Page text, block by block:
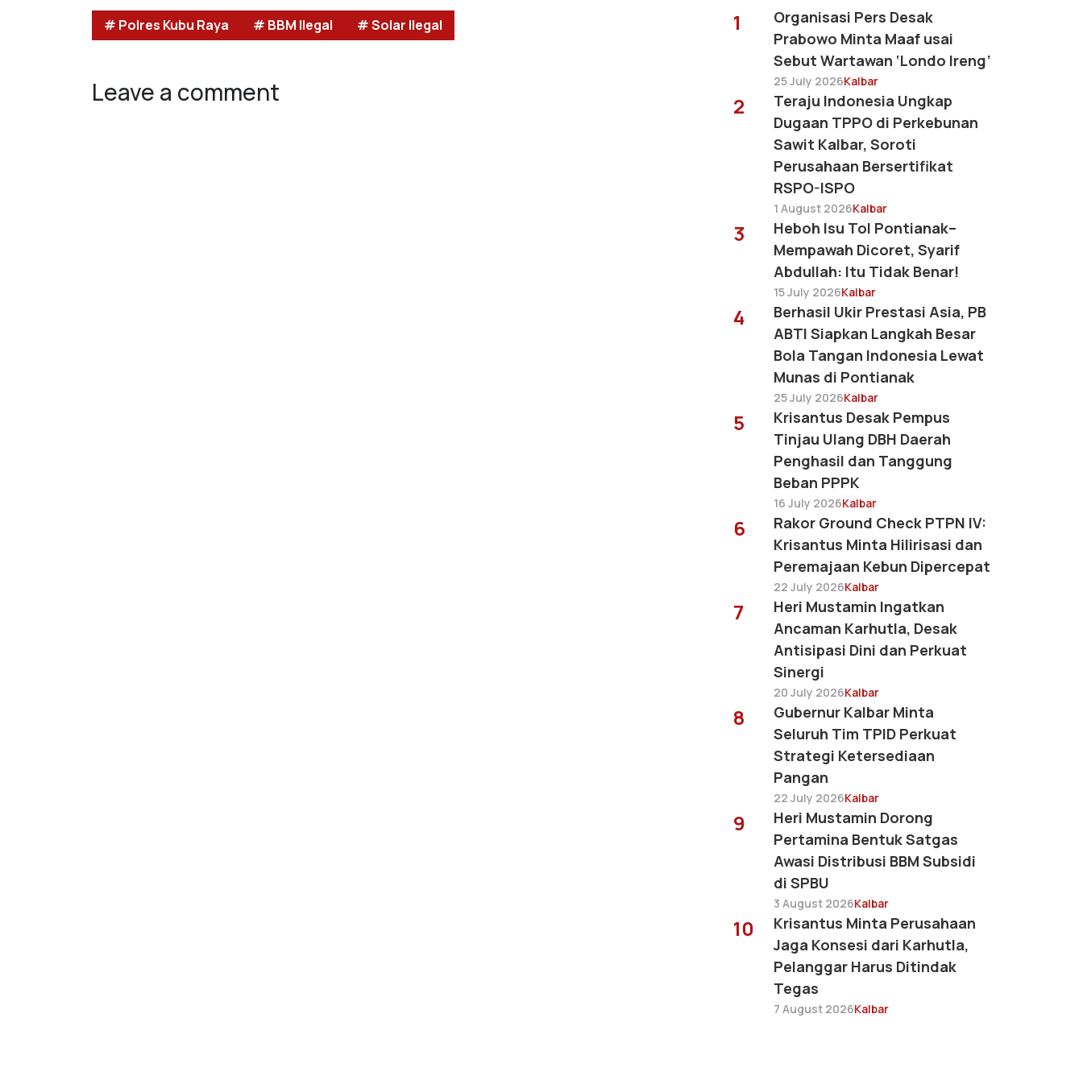
# Polres Kubu Raya # BBM Ilegal # Solar Ilegal
Leave a comment
1
Organisasi Pers Desak
Prabowo Minta Maaf usai
Sebut Wartawan ‘Londo Ireng’
25 July 2026Kalbar
2
Teraju Indonesia Ungkap
Dugaan TPPO di Perkebunan
Sawit Kalbar, Soroti
Perusahaan Bersertifikat
RSPO-ISPO
1 August 2026Kalbar
3
Heboh Isu Tol Pontianak–
Mempawah Dicoret, Syarif
Abdullah: Itu Tidak Benar!
15 July 2026Kalbar
4
Berhasil Ukir Prestasi Asia, PB
ABTI Siapkan Langkah Besar
Bola Tangan Indonesia Lewat
Munas di Pontianak
25 July 2026Kalbar
5
Krisantus Desak Pempus
Tinjau Ulang DBH Daerah
Penghasil dan Tanggung
Beban PPPK
16 July 2026Kalbar
6
Rakor Ground Check PTPN IV:
Krisantus Minta Hilirisasi dan
Peremajaan Kebun Dipercepat
22 July 2026Kalbar
7
Heri Mustamin Ingatkan
Ancaman Karhutla, Desak
Antisipasi Dini dan Perkuat
Sinergi
20 July 2026Kalbar
8
Gubernur Kalbar Minta
Seluruh Tim TPID Perkuat
Strategi Ketersediaan
Pangan
22 July 2026Kalbar
9
Heri Mustamin Dorong
Pertamina Bentuk Satgas
Awasi Distribusi BBM Subsidi
di SPBU
3 August 2026Kalbar
10
Krisantus Minta Perusahaan
Jaga Konsesi dari Karhutla,
Pelanggar Harus Ditindak
Tegas
7 August 2026Kalbar